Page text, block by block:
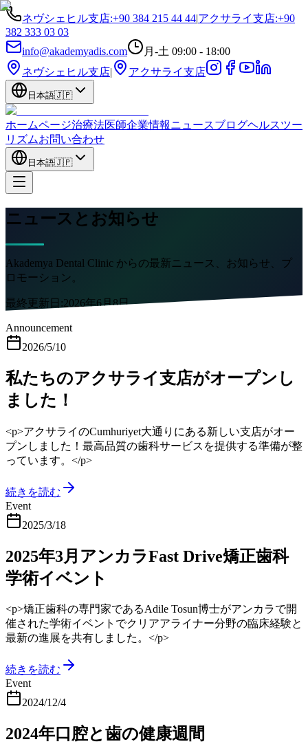
ネヴシェヒル支店:+90 384 215 44 44|アクサライ支店:+90
382 333 03 03
info@akademyadis.com
月-土 09:00 - 18:00
ネヴシェヒル支店| アクサライ支店
日本語🇯🇵
ホームページ治療法医師企業情報ニュースブログヘルスツー
リズムお問い合わせ
日本語🇯🇵
ニュースとお知らせ
Akademya Dental Clinic からの最新ニュース、お知らせ、プ
ロモーション。
最終更新日:2026年6月8日
Announcement
2026/5/10
私たちのアクサライ支店がオープンし
ました！
<p>アクサライのCumhuriyet大通りにある新しい支店がオー
プンしました！最高品質の歯科サービスを提供する準備が整
っています。</p>
続きを読む
Event
2025/3/18
2025年3月アンカラFast Drive矯正歯科
学術イベント
<p>矯正歯科の専門家であるAdile Tosun博士がアンカラで開
催された学術イベントでクリアアライナー分野の臨床経験と
最新の進展を共有しました。</p>
続きを読む
Event
2024/12/4
2024年口腔と歯の健康週間